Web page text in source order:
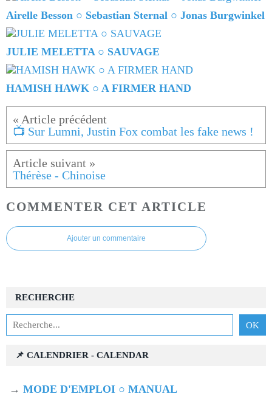
Airelle Besson ○ Sebastian Sternal ○ Jonas Burgwinkel
JULIE MELETTA ○ SAUVAGE
HAMISH HAWK ○ A FIRMER HAND
📺 Sur Lumni, Justin Fox combat les fake news !
Thérèse - Chinoise
COMMENTER CET ARTICLE
Ajouter un commentaire
RECHERCHE
📌 CALENDRIER - CALENDAR
→ MODE D'EMPLOI ○ MANUAL